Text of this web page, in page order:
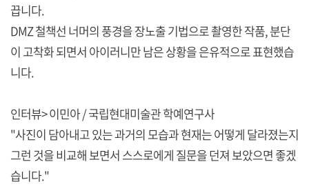
끕니다.
DMZ 철책선 너머의 풍경을 장노출 기법으로 촬영한 작품, 분단
이 고착화 되면서 아이러니만 남은 상황을 은유적으로 표현했습
니다.
인터뷰> 이민아 / 국립현대미술관 학예연구사
"사진이 담아내고 있는 과거의 모습과 현재는 어떻게 달라졌는지
그런 것을 비교해 보면서 스스로에게 질문을 던져 보았으면 좋겠
습니다."